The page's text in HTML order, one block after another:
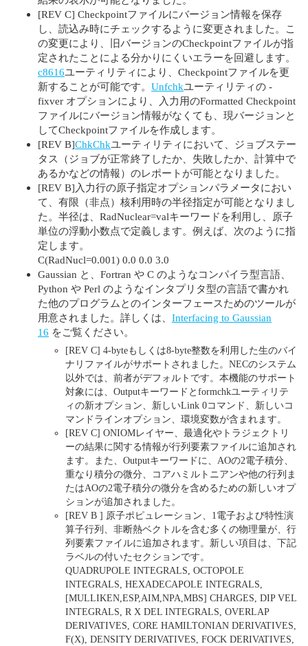
[REV C] Checkpointファイルにバージョン情報を保存
し、読込み時にチェックするように変更されました。こ
の変更により、旧バージョンのCheckpointファイルが指
定されたことによる分かりにくいエラーを回避します。
c8616ユーティリティにより、Checkpointファイルを更
新することが可能です。 Unfchkユーティリティの -
fixver オプションにより、入力用のFormatted Checkpoint
ファイルにバージョン情報がなくても、現バージョンと
してCheckpointファイルを作成します。
[REV B]ChkChkユーティリティにおいて、ジョブステー
タス（ジョブが正常終了したか、失敗したか、計算中で
あるかなどの情報）のレポートが可能となりました。
[REV B]入力行の原子指定オプションパラメータにおい
て、有限（非点）核利用時の半径指定が可能となりまし
た。半径は、RadNuclear=valキーワードを利用し、原子
単位の浮動小数点で定義します。例えば、次のように指
定します。
C(RadNucl=0.001) 0.0 0.0 3.0
Gaussian と、Fortran や C のようなコンパイラ型言語、
Python や Perl のようなインタプリタ型の言語で書かれ
た他のプログラムとのインターフェースためのツールが
用意されました。詳しくは、 Interfacing to Gaussian
16 をご覧ください。
[REV C] 4-byteもしくは8-byte整数を利用した生のバイ
ナリファイルがサポートされました。NECのシステム
以外では、前者がデフォルトです。本機能のサポート
対象には、Outputキーワードとformchkユーティリテ
ィの新オプション、新しいLink 0コマンド、新しいコ
マンドラインオプション、環境変数が含まれます。
[REV C] ONIOMレイヤー、最適化やトラジェクトリ
ーの結果に関する情報が行列要素ファイルに追加され
ます。また、Outputキーワードに、AOの2電子積分、
重なり積分の微分、コアハミルトニアンや他の行列ま
たはAOの2電子積分の微分を含めるための新しいオプ
ションが追加されました。
[REV B ] 原子ポピュレーション、1電子および特性演
算子行列、非断熱ベクトルを含む多くの物理量が、行
列要素ファイルに追加されます。新しい項目は、下記
ラベルの付いたセクションです。
QUADRUPOLE INTEGRALS, OCTOPOLE
INTEGRALS, HEXADECAPOLE INTEGRALS,
[MULLIKEN,ESP,AIM,NPA,MBS] CHARGES, DIP VEL
INTEGRALS, R X DEL INTEGRALS, OVERLAP
DERIVATIVES, CORE HAMILTONIAN DERIVATIVES,
F(X), DENSITY DERIVATIVES, FOCK DERIVATIVES,